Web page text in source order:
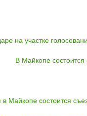
на участке
В Майкопе
в Майкопе состоится